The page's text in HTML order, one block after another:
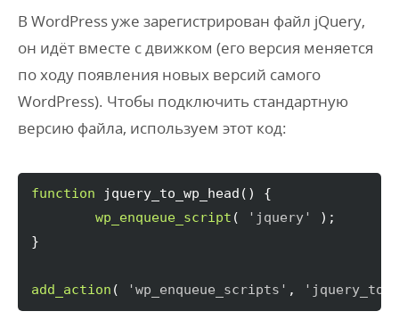
В WordPress уже зарегистрирован файл jQuery,
он идёт вместе с движком (его версия меняется
по ходу появления новых версий самого
WordPress). Чтобы подключить стандартную
версию файла, используем этот код:
function jquery_to_wp_head ( )
{
wp_enqueue_script ( 'jquery' )
}
add_action ( 'wp_enqueue_scripts' ,